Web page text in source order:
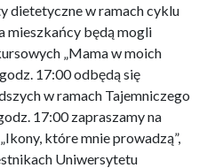
dietetyczne w ramach cyklu
mieszkańcy będą mogli
„Mama w moich
17:00 odbędą się
w ramach Tajemniczego
17:00 zapraszamy na
które mnie prowadzą”,
Uniwersytetu